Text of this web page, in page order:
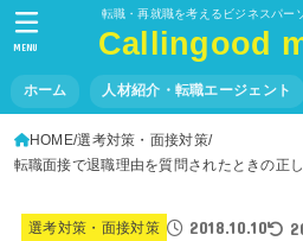
転職・再就職を考えるビジネスパー
Callingood
ホーム 人材紹介・転職エージェント
MENU
HOME 選考対策・面接対策
転職面接で退職理由を質問されたときの正
選考対策・面接対策 2018.10.10